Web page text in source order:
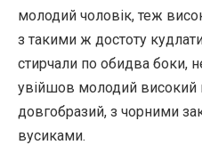
молодий чоловік, теж
з такими ж достоту
стирчали по обидва боки,
увійшов молодий високий
довгобразий, з чорними
вусиками.